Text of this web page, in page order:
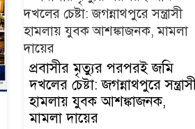
আ.লীগ ও ছাত্রলীগের ৪৮
জনের বিরুদ্ধে আরেক
মা*ম*লা
৪ বিয়ের পর অন্য নারীর
ঘরে জামায়াত সমর্থক!
সিলেট শিক্ষা বোর্ডের নতুন
প্রবাসীর মৃত্যুর পরপরই জমি
দখলের চেষ্টা: জগন্নাথপুরে
হামলায় যুবক আশঙ্কাজনক,
মামলা দায়ের